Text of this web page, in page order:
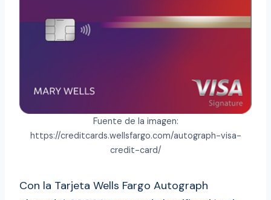
Fuente de la imagen:
https://creditcards.wellsfargo.com/autograph-visa-
credit-card/
Con la Tarjeta Wells Fargo Autograph